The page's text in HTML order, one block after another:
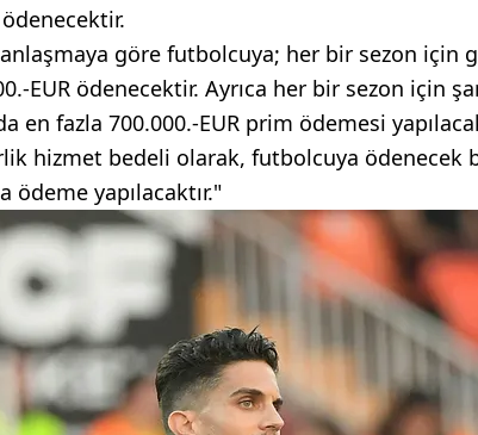
anlaşmaya göre futbolcuya; her bir sezon için
EUR ödenecektir. Ayrıca her bir sezon için
en fazla 700.000.-EUR prim ödemesi
hizmet bedeli olarak, futbolcuya ödenecek
ödeme yapılacaktır."